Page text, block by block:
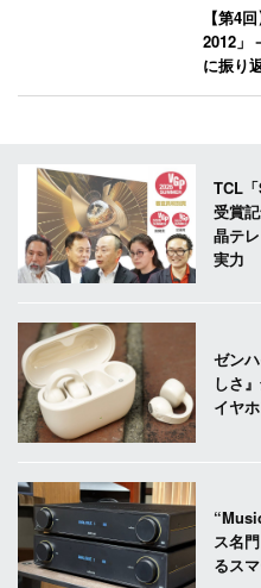
【第4
2012」
に振り
TCL
受賞
晶テ
実力
ゼン
しさ
イヤ
ス名
るス